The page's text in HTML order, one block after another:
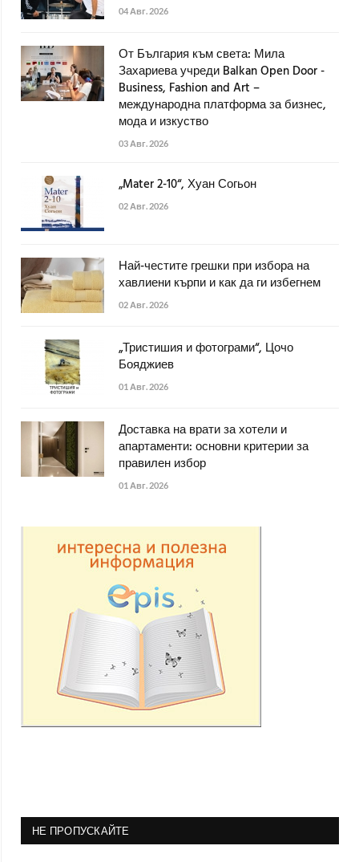
04 Авг. 2026
От България към света: Мила
Захариева учреди Balkan Open Door -
Business, Fashion and Art –
международна платформа за бизнес,
мода и изкуство
03 Авг. 2026
„Mater 2-10“, Хуан Согьон
02 Авг. 2026
Най-честите грешки при избора на
хавлиени кърпи и как да ги избегнем
02 Авг. 2026
„Тристишия и фотограми“, Цочо
Бояджиев
01 Авг. 2026
Доставка на врати за хотели и
апартаменти: основни критерии за
правилен избор
01 Авг. 2026
НЕ ПРОПУСКАЙТЕ